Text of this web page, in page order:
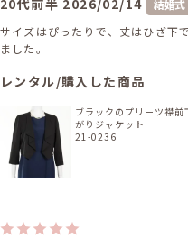
20代前半 2026/02/14
結婚
サイズはぴったりで、丈はひざ下
ました。
レンタル/購入した商品
ブラックのプリーツ襟前
がりジャケット
21-0236